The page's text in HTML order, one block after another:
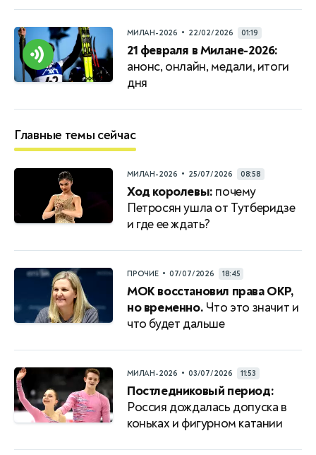
МИЛАН-2026 • 22/02/2026 01:19
21 февраля в Милане-2026:
анонс, онлайн, медали, итоги
дня
Главные темы сейчас
МИЛАН-2026 • 25/07/2026 08:58
Ход королевы: почему
Петросян ушла от Тутберидзе
и где ее ждать?
ПРОЧИЕ • 07/07/2026 18:45
МОК восстановил права ОКР,
но временно. Что это значит и
что будет дальше
МИЛАН-2026 • 03/07/2026 11:53
Постледниковый период:
Россия дождалась допуска в
коньках и фигурном катании